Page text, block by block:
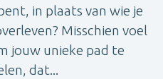
in plaats van wie je
Misschien voel
jouw unieke pad te
dat...